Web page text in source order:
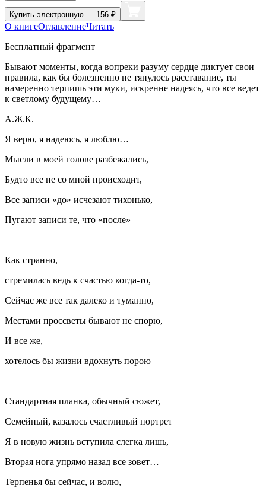
Купить электронную — 156 ₽
О книгеОглавлениеЧитать
Бесплатный фрагмент
Бывают моменты, когда вопреки разуму сердце диктует свои
правила, как бы болезненно не тянулось расставание, ты
намеренно терпишь эти муки, искренне надеясь, что все ведет
к светлому будущему…
А.Ж.К.
Я верю, я надеюсь, я люблю…
Мысли в моей голове разбежались,
Будто все не со мной происходит,
Все записи «до» исчезают тихонько,
Пугают записи те, что «после»
Как странно,
стремилась ведь к счастью когда-то,
Сейчас же все так далеко и туманно,
Местами проссветы бывают не спорю,
И все же,
хотелось бы жизни вдохнуть порою
Стандартная планка, обычный сюжет,
Семейный, казалось счастливый портрет
Я в новую жизнь вступила слегка лишь,
Вторая нога упрямо назад все зовет…
Терпенья бы сейчас, и волю,